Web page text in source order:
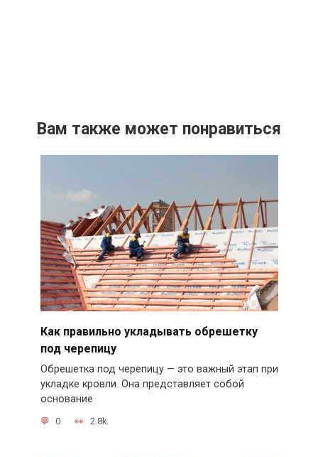
Вам также может понравиться
Как правильно укладывать обрешетку
под черепицу
Обрешетка под черепицу — это важный этап при
укладке кровли. Она представляет собой
основание
0 2.8k.